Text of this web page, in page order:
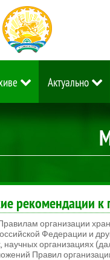
Актуально
рекомендации
организации
Федерации и
научных организациях
Правил